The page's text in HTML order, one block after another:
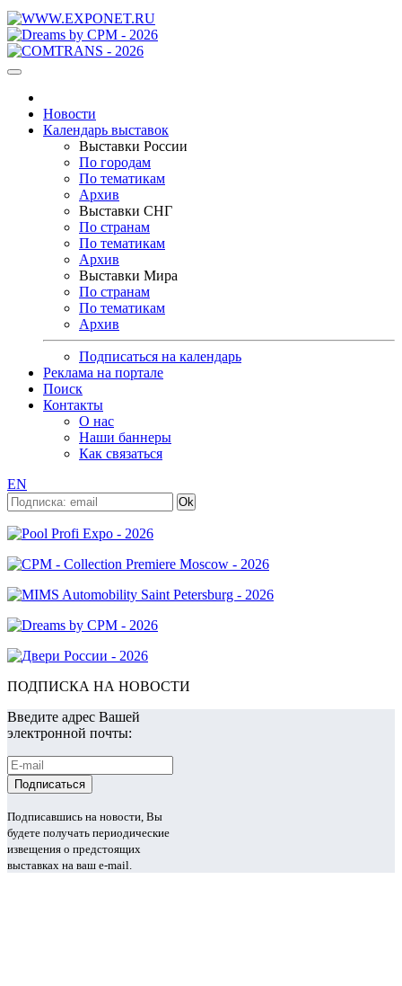
Новости
Календарь выставок
Выставки России
По городам
По тематикам
Архив
Выставки СНГ
По странам
По тематикам
Архив
Выставки Мира
По странам
По тематикам
Архив
Подписаться на календарь
Реклама на портале
Поиск
Контакты
О нас
Наши баннеры
Как связаться
EN
ПОДПИСКА НА НОВОСТИ
Введите адрес Вашей
электронной почты:
Подписавшись на новости, Вы
будете получать периодические
извещения о предстоящих
выставках на ваш e-mail.